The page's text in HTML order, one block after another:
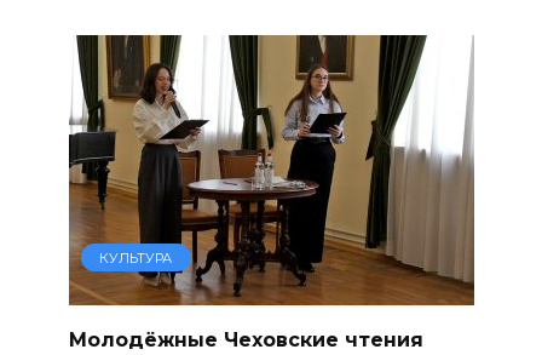
КУЛЬТУРА
Молодёжные Чеховские чтения